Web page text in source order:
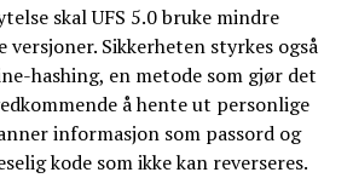
skal UFS 5.0 bruke mindre
Sikkerheten styrkes også
hashing, en metode som gjør det
å hente ut personlige
informasjon som passord og
kode som ikke kan reverseres.